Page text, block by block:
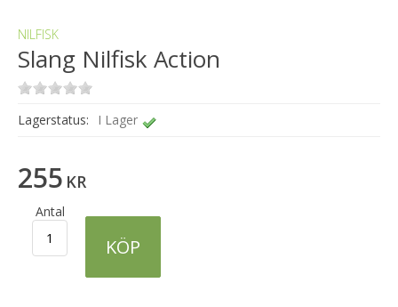
NILFISK
Slang Nilfisk Action
Lagerstatus: I Lager
255 KR
Antal
KÖP